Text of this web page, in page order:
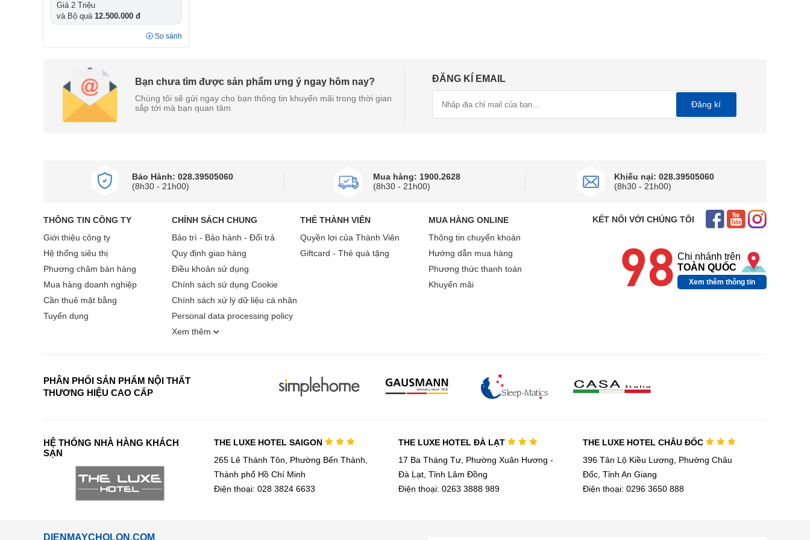
Giá 2 Triệu
và Bộ quà 12.500.000 đ
So sánh
Bạn chưa tìm được sản phẩm ưng ý ngay hôm nay?
Chúng tôi sẽ gửi ngay cho bạn thông tin khuyến mãi trong thời gian
sắp tới mà bạn quan tâm.
ĐĂNG KÍ EMAIL
Đăng kí
Bảo Hành: 028.39505060
(8h30 - 21h00)
Mua hàng: 1900.2628
(8h30 - 21h00)
Khiếu nại: 028.39505060
(8h30 - 21h00)
THÔNG TIN CÔNG TY
Giới thiệu công ty
Hệ thống siêu thị
Phương châm bán hàng
Mua hàng doanh nghiệp
Cần thuê mặt bằng
Tuyển dụng
CHÍNH SÁCH CHUNG
Bảo trì - Bảo hành - Đổi trả
Quy định giao hàng
Điều khoản sử dụng
Chính sách sử dụng Cookie
Chính sách xử lý dữ liệu cá nhân
Personal data processing policy
Xem thêm
THẺ THÀNH VIÊN
Quyền lợi của Thành Viên
Giftcard - Thẻ quà tặng
MUA HÀNG ONLINE
Thông tin chuyển khoản
Hướng dẫn mua hàng
Phương thức thanh toán
Khuyến mãi
KẾT NỐI VỚI CHÚNG TÔI
98 Chi nhánh trên
TOÀN QUỐC
Xem thêm thông tin
PHÂN PHỐI SẢN PHẨM NỘI THẤT
THƯƠNG HIỆU CAO CẤP
HỆ THỐNG NHÀ HÀNG KHÁCH
SẠN
THE LUXE HOTEL SAIGON
265 Lê Thánh Tôn, Phường Bến Thành,
Thành phố Hồ Chí Minh
Điện thoại: 028 3824 6633
THE LUXE HOTEL ĐÀ LẠT
17 Ba Tháng Tư, Phường Xuân Hương -
Đà Lạt, Tỉnh Lâm Đồng
Điện thoại: 0263 3888 989
THE LUXE HOTEL CHÂU ĐỐC
396 Tân Lộ Kiều Lương, Phường Châu
Đốc, Tỉnh An Giang
Điện thoại: 0296 3650 888
DIENMAYCHOLON.COM